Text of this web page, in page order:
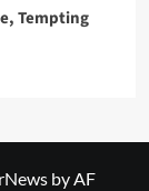
Tempting
by AF